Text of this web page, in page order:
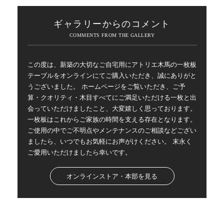
ギャラリーからのコメント
この度は、新築の大切なご自宅用にアトリエ木馬の一枚板
テーブルをオンラインにてご購入いただき、誠にありがと
うございました。 ホームページをご覧いただき、ご予
算・クオリティ・木目すべてにご満足いただける一枚と出
会っていただけましたこと、大変嬉しく思っております。
一枚板はこれからご家族の時間を支える存在となります。
ご使用の中でご不明点やメンテナンスのご相談などござい
ましたら、いつでもお気軽にお声がけください。 末永く
ご愛用いただけましたら幸いです。
オンラインストア・本部を見る